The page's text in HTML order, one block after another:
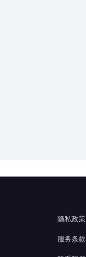
隐私政策
服务条款